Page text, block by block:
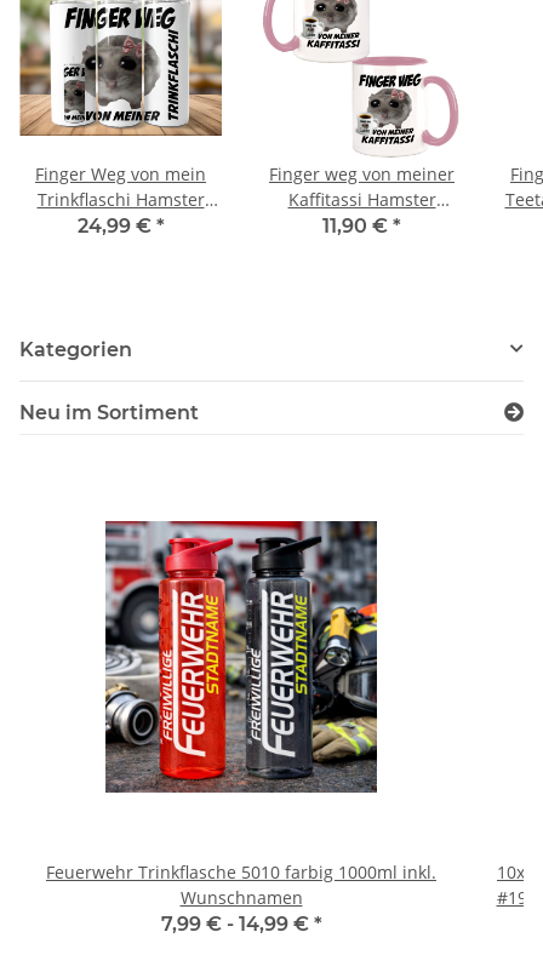
Finger Weg von mein
Trinkflaschi Hamster
Meme Tumbler
24,99 € *
Finger weg von meiner
Kaffitassi Hamster
Meme Kaffeebecher mit
11,90 € *
Kategorien
Neu im Sortiment
Feuerwehr Trinkflasche 5010 farbig 1000ml inkl.
Wunschnamen
7,99 € - 14,99 € *
10x
#190